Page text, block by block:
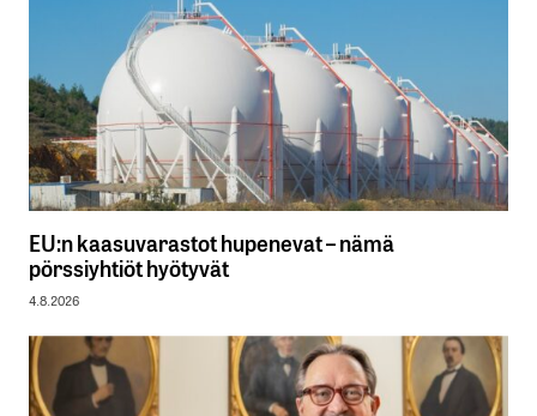
EU:n kaasuvarastot hupenevat – nämä
pörssiyhtiöt hyötyvät
4.8.2026